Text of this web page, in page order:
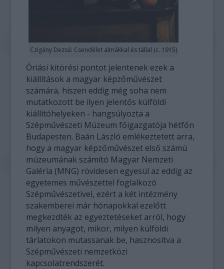
Czigány Dezső: Csendélet almákkal és tállal (c. 1915)
Óriási kitörési pontot jelentenek ezek a
kiállítások a magyar képzőművészet
számára, hiszen eddig még soha nem
mutatkozott be ilyen jelentős külföldi
kiállítóhelyeken - hangsúlyozta a
Szépművészeti Múzeum főigazgatója hétfőn
Budapesten. Baán László emlékeztetett arra,
hogy a magyar képzőművészet első számú
múzeumának számító Magyar Nemzeti
Galéria (MNG) rövidesen egyesül az eddig az
egyetemes művészettel foglalkozó
Szépművészetivel, ezért a két intézmény
szakemberei már hónapokkal ezelőtt
megkezdték az egyeztetéseket arról, hogy
milyen anyagot, mikor, milyen külföldi
tárlatokon mutassanak be, hasznosítva a
Szépművészeti nemzetközi
kapcsolatrendszerét.